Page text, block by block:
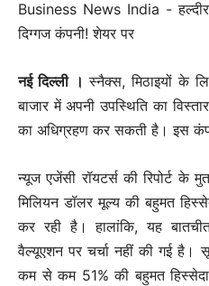
नई दिल्‍ली । स्नैक्स, मिठाइयों के
बाजार में अपनी उपस्थिति का
का अधिग्रहण कर सकती है। इस
न्यूज एजेंसी रॉयटर्स की रिपोर्ट के
मिलियन डॉलर मूल्य की बहुमत
कर रही है। हालांकि, यह
वैल्यूएशन पर चर्चा नहीं की गई है।
कम से कम 51% की बहुमत